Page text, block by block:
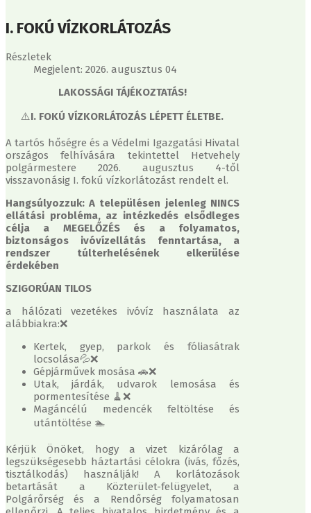
I. FOKÚ VÍZKORLÁTOZÁS
Részletek
Megjelent: 2026. augusztus 04
LAKOSSÁGI TÁJÉKOZTATÁS!
⚠️I. FOKÚ VÍZKORLÁTOZÁS LÉPETT ÉLETBE.
A tartós hőségre és a Védelmi Igazgatási Hivatal
országos felhívására tekintettel Hetvehely
polgármestere 2026. augusztus 4-től
visszavonásig I. fokú vízkorlátozást rendelt el.
Hangsúlyozzuk: A településen jelenleg NINCS
ellátási probléma, az intézkedés elsődleges
célja a MEGELŐZÉS és a folyamatos,
biztonságos ivóvízellátás fenntartása, a
rendszer túlterhelésének elkerülése
érdekében
SZIGORÚAN TILOS
a hálózati vezetékes ivóvíz használata az
alábbiakra:❌
Kertek, gyep, parkok és fóliasátrak
locsolása💦❌
Gépjárművek mosása 🚗❌
Utak, járdák, udvarok lemosása és
pormentesítése 🧹❌
Magáncélú medencék feltöltése és
utántöltése 🏊
Kérjük Önöket, hogy a vizet kizárólag a
legszükségesebb háztartási célokra (ivás, főzés,
tisztálkodás) használják! A korlátozások
betartását a Közterület-felügyelet, a
Polgárőrség és a Rendőrség folyamatosan